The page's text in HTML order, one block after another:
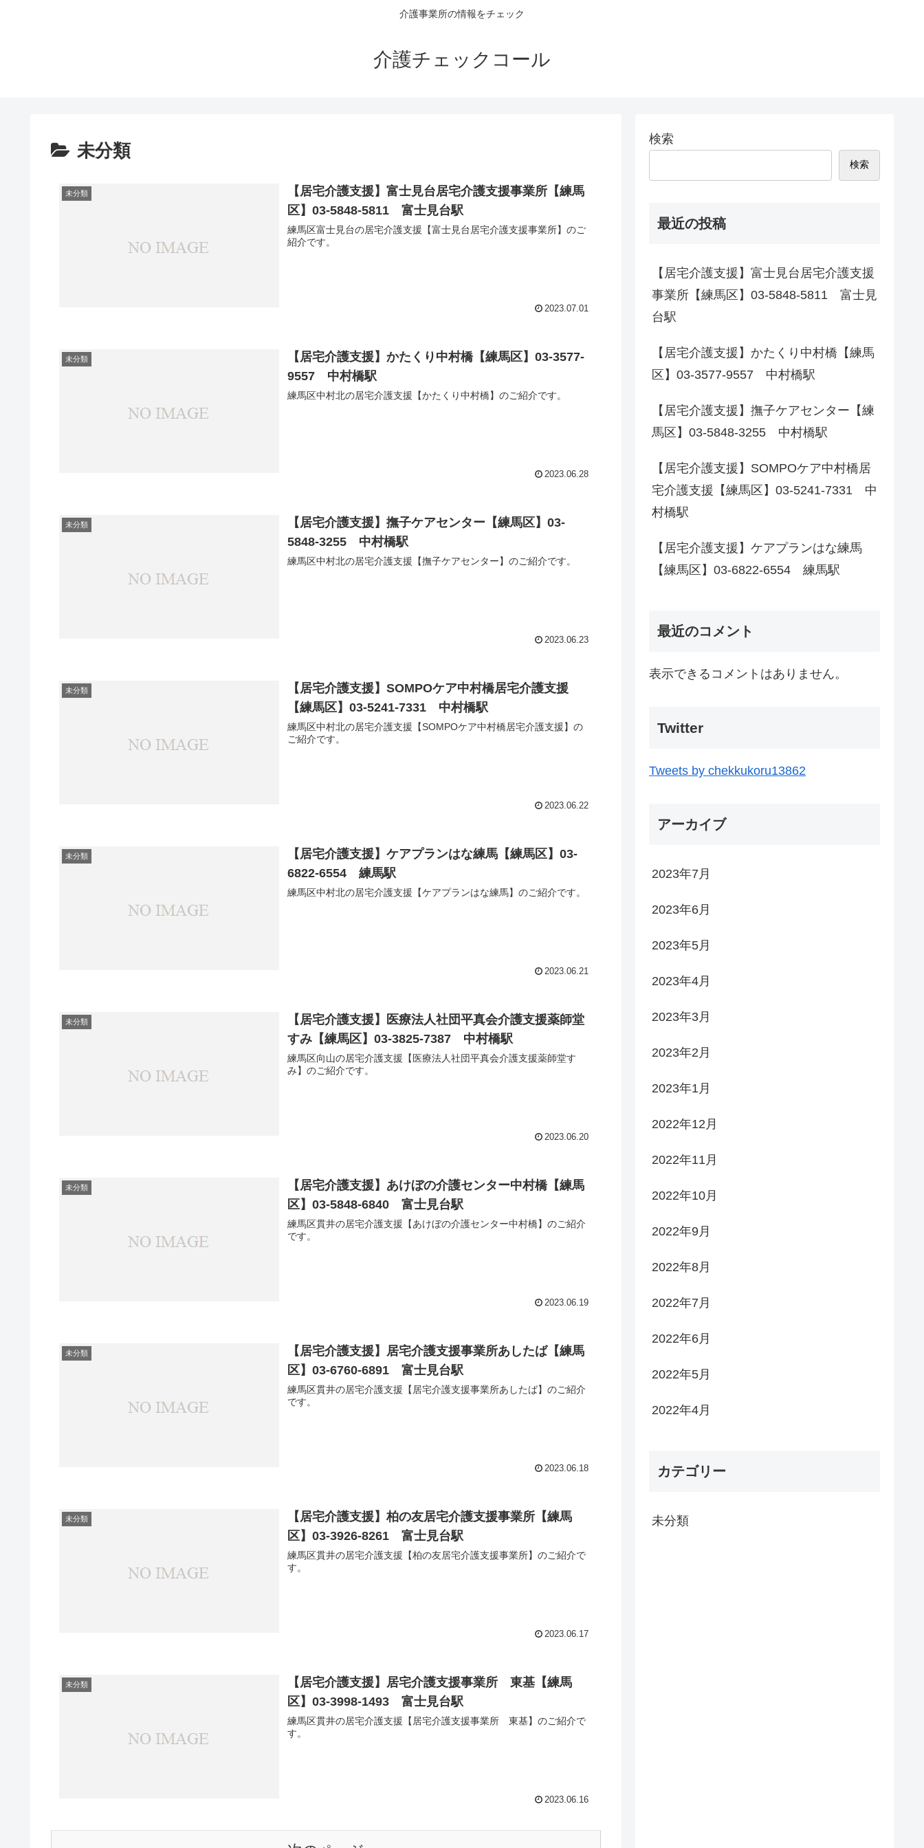
介護事業所の情報をチェック
介護チェックコール
未分類
未分類
【居宅介護支援】富士見台居宅介護支援事業所【練馬
区】03-5848-5811 富士見台駅
練馬区富士見台の居宅介護支援【富士見台居宅介護支援事業所】のご
紹介です。
2023.07.01
未分類
【居宅介護支援】かたくり中村橋【練馬区】03-3577-
9557 中村橋駅
練馬区中村北の居宅介護支援【かたくり中村橋】のご紹介です。
2023.06.28
未分類
【居宅介護支援】撫子ケアセンター【練馬区】03-
5848-3255 中村橋駅
練馬区中村北の居宅介護支援【撫子ケアセンター】のご紹介です。
2023.06.23
未分類
【居宅介護支援】SOMPOケア中村橋居宅介護支援
【練馬区】03-5241-7331 中村橋駅
練馬区中村北の居宅介護支援【SOMPOケア中村橋居宅介護支援】の
ご紹介です。
2023.06.22
未分類
【居宅介護支援】ケアプランはな練馬【練馬区】03-
6822-6554 練馬駅
練馬区中村北の居宅介護支援【ケアプランはな練馬】のご紹介です。
2023.06.21
未分類
【居宅介護支援】医療法人社団平真会介護支援薬師堂
すみ【練馬区】03-3825-7387 中村橋駅
練馬区向山の居宅介護支援【医療法人社団平真会介護支援薬師堂す
み】のご紹介です。
2023.06.20
未分類
【居宅介護支援】あけぼの介護センター中村橋【練馬
区】03-5848-6840 富士見台駅
練馬区貫井の居宅介護支援【あけぼの介護センター中村橋】のご紹介
です。
2023.06.19
未分類
【居宅介護支援】居宅介護支援事業所あしたば【練馬
区】03-6760-6891 富士見台駅
練馬区貫井の居宅介護支援【居宅介護支援事業所あしたば】のご紹介
です。
2023.06.18
未分類
【居宅介護支援】柏の友居宅介護支援事業所【練馬
区】03-3926-8261 富士見台駅
練馬区貫井の居宅介護支援【柏の友居宅介護支援事業所】のご紹介で
す。
2023.06.17
未分類
【居宅介護支援】居宅介護支援事業所 東基【練馬
区】03-3998-1493 富士見台駅
練馬区貫井の居宅介護支援【居宅介護支援事業所 東基】のご紹介で
す。
2023.06.16
検索
検索
最近の投稿
【居宅介護支援】富士見台居宅介護支援
事業所【練馬区】03-5848-5811 富士見
台駅
【居宅介護支援】かたくり中村橋【練馬
区】03-3577-9557 中村橋駅
【居宅介護支援】撫子ケアセンター【練
馬区】03-5848-3255 中村橋駅
【居宅介護支援】SOMPOケア中村橋居
宅介護支援【練馬区】03-5241-7331 中
村橋駅
【居宅介護支援】ケアプランはな練馬
【練馬区】03-6822-6554 練馬駅
最近のコメント
表示できるコメントはありません。
Twitter
Tweets by chekkukoru13862
アーカイブ
2023年7月
2023年6月
2023年5月
2023年4月
2023年3月
2023年2月
2023年1月
2022年12月
2022年11月
2022年10月
2022年9月
2022年8月
2022年7月
2022年6月
2022年5月
2022年4月
カテゴリー
未分類